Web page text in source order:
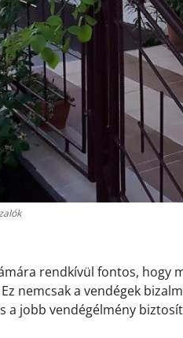
rendkívül fontos, hogy
nemcsak a vendégek
a jobb vendégélmény